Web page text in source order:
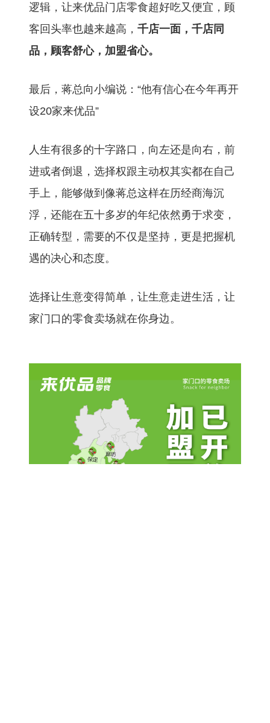
逻辑，让来优品门店零食超好吃又便宜，顾
客回头率也越来越高， 千店一面，千店同
品，顾客舒心，加盟省心。
最后，蒋总向小编说：“他有信心在今年再开
设20家来优品”
人生有很多的十字路口，向左还是向右，前
进或者倒退，选择权跟主动权其实都在自己
手上，能够做到像蒋总这样在历经商海沉
浮，还能在五十多岁的年纪依然勇于求变，
正确转型，需要的不仅是坚持，更是把握机
遇的决心和态度。
选择让生意变得简单，让生意走进生活，让
家门口的零食卖场就在你身边。